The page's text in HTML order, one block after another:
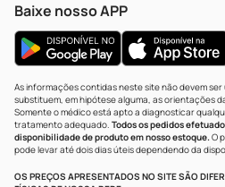
Baixe nosso APP
As informações contidas neste site não devem
substituem, em hipótese alguma, as orientações
Somente o médico está apto a diagnosticar
tratamento adequado. Todos os pedidos
disponibilidade de produto em nosso estoque.O
pode levar até dois dias úteis dependendo da
OS PREÇOS APRESENTADOS NO SITE SÃO